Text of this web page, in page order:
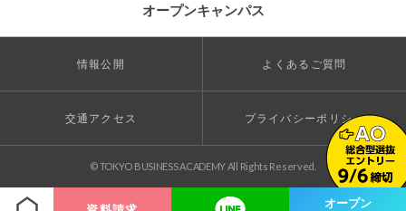
オープンキャンパス
情報公開 よくあるご質問
交通アクセス プライバシーポリシー
© TOKYO BUSINESS ACADEMY All Rights Reserved.
オープン